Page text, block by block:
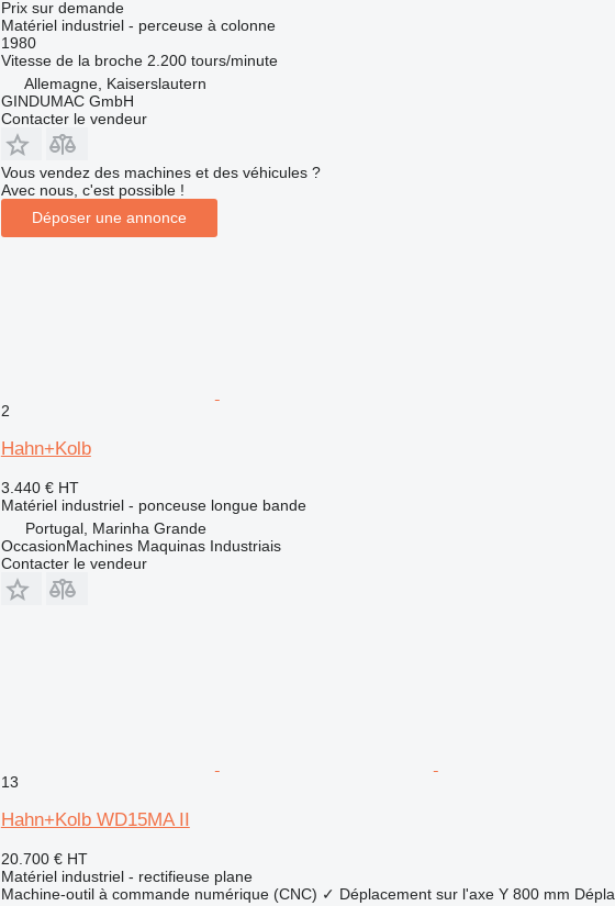
Prix sur demande
Matériel industriel - perceuse à colonne
1980
Vitesse de la broche 2.200 tours/minute
Allemagne, Kaiserslautern
GINDUMAC GmbH
Contacter le vendeur
Vous vendez des machines et des véhicules ?
Avec nous, c'est possible !
Déposer une annonce
2
Hahn+Kolb
3.440 € HT
Matériel industriel - ponceuse longue bande
Portugal, Marinha Grande
OccasionMachines Maquinas Industriais
Contacter le vendeur
13
Hahn+Kolb WD15MA II
20.700 € HT
Matériel industriel - rectifieuse plane
Machine-outil à commande numérique (CNC) ✓ Déplacement sur l'axe Y 800 mm